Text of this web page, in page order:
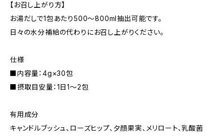
【お召し上がり方】
お湯だしで1包あたり500～800ml抽出可能です。
日々の水分補給の代わりにお召し上がりください。
仕様
■内容量：4g×30包
■摂取目安量：1日1～2包
有用成分
キャンドルブッシュ、ローズヒップ、夕顔果実、メリロート、乳酸菌